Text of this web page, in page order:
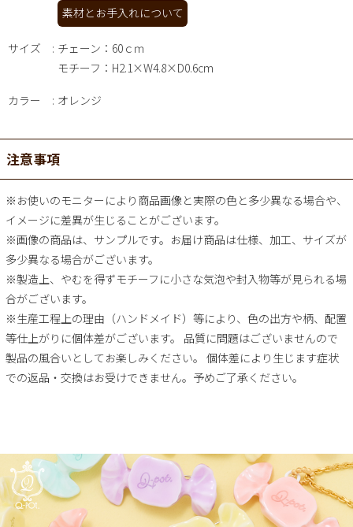
素材とお手入れについて
サイズ
チェーン：60ｃｍ
モチーフ：H2.1×W4.8×D0.6cm
カラー オレンジ
注意事項
※お使いのモニターにより商品画像と実際の色と多少異なる場合や、
イメージに差異が生じることがございます。
※画像の商品は、サンプルです。お届け商品は仕様、加工、サイズが
多少異なる場合がございます。
※製造上、やむを得ずモチーフに小さな気泡や封入物等が見られる場
合がございます。
※生産工程上の理由（ハンドメイド）等により、色の出方や柄、配置
等仕上がりに個体差がございます。 品質に問題はございませんので
製品の風合いとしてお楽しみください。 個体差により生じます症状
での返品・交換はお受けできません。予めご了承ください。